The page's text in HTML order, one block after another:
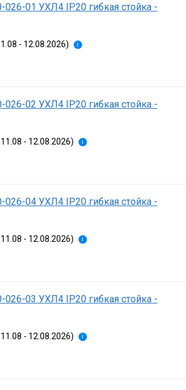
01 УХЛ4 IP20 гибкая стойка -
- 12.08.2026) i
02 УХЛ4 IP20 гибкая стойка -
- 12.08.2026) i
04 УХЛ4 IP20 гибкая стойка -
- 12.08.2026) i
03 УХЛ4 IP20 гибкая стойка -
- 12.08.2026) i